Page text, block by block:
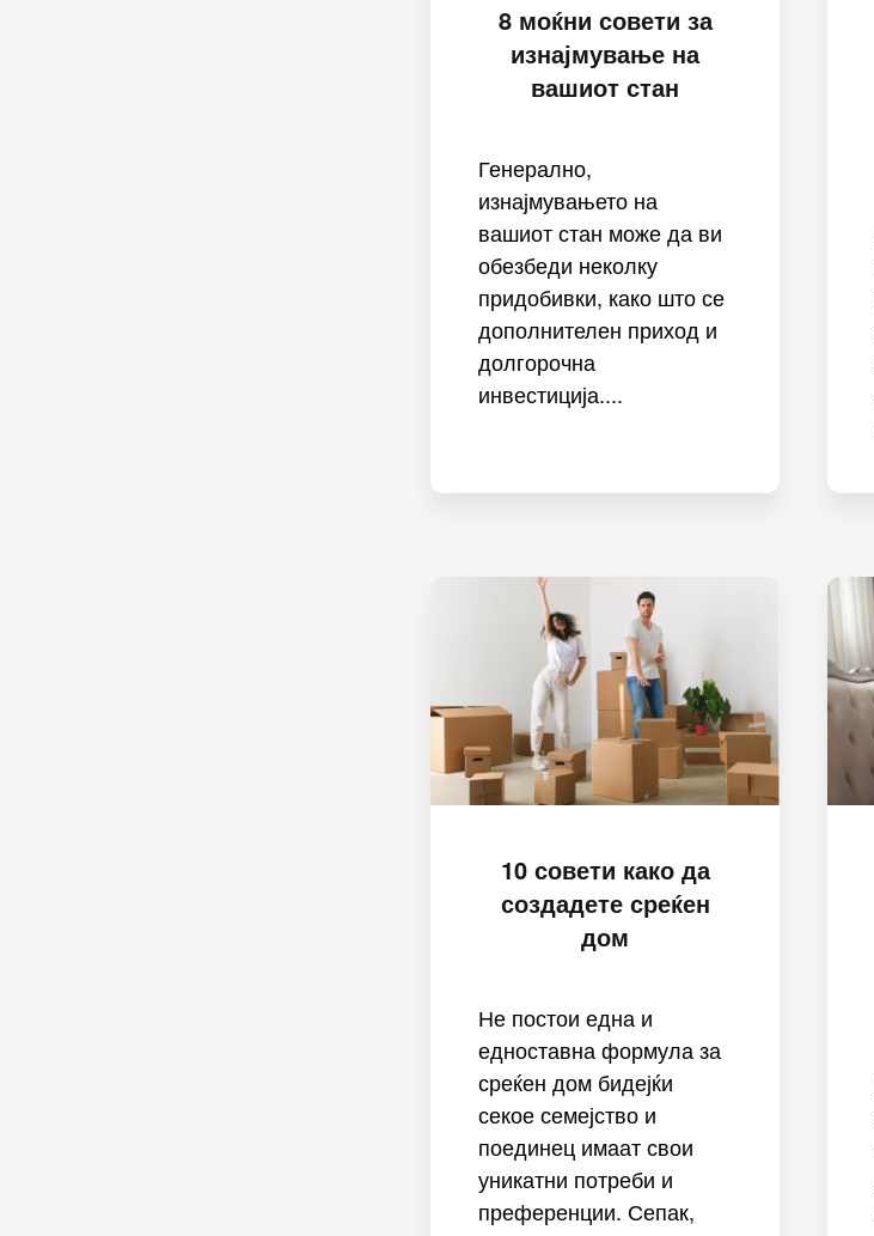
8 моќни совети за
изнајмување на
вашиот стан
Генерално,
изнајмувањето на
вашиот стан може да ви
обезбеди неколку
придобивки, како што се
дополнителен приход и
долгорочна
инвестиција....
10 совети како да
создадете среќен
дом
Не постои една и
едноставна формула за
среќен дом бидејќи
секое семејство и
поединец имаат свои
уникатни потреби и
преференции. Сепак,